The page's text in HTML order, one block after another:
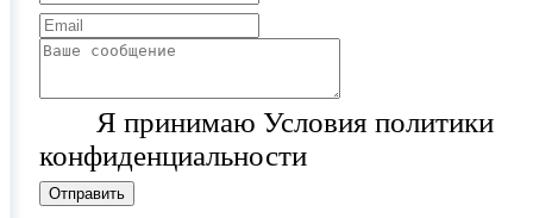
Я принимаю Условия политики
конфиденциальности
Отправить